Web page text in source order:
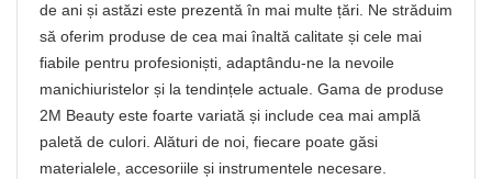
de ani și astăzi este prezentă în mai multe țări. Ne străduim
să oferim produse de cea mai înaltă calitate și cele mai
fiabile pentru profesioniști, adaptându-ne la nevoile
manichiuristelor și la tendințele actuale. Gama de produse
2M Beauty este foarte variată și include cea mai amplă
paletă de culori. Alături de noi, fiecare poate găsi
materialele, accesoriile și instrumentele necesare.